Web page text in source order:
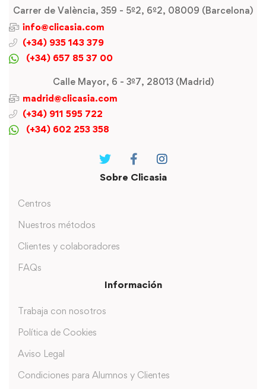
Carrer de València, 359 - 5º2, 6º2, 08009 (Barcelona)
info@clicasia.com
(+34) 935 143 379
(+34) 657 85 37 00
Calle Mayor, 6 - 3º7, 28013 (Madrid)
madrid@clicasia.com
(+34) 911 595 722
(+34) 602 253 358
Sobre Clicasia
Centros
Nuestros métodos
Clientes y colaboradores
FAQs
Información
Trabaja con nosotros
Política de Cookies
Aviso Legal
Condiciones para Alumnos y Clientes